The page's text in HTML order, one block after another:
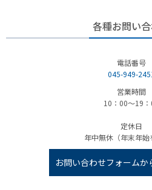
各種お問い
電話番号
045-949-
営業時間
10：00～19
定休日
年中無休（年末年始
お問い合わせフォームか